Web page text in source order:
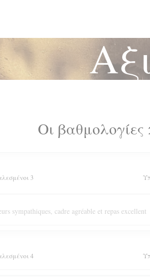
Οι
3
sympathiques, cadre agréable et repas excellent
4